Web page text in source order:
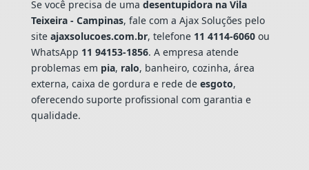
Se você precisa de uma desentupidora na Vila
Teixeira - Campinas, fale com a Ajax Soluções pelo
site ajaxsolucoes.com.br, telefone 11 4114-6060ou
WhatsApp 11 94153-1856. A empresa atende
problemas em pia, ralo, banheiro, cozinha, área
externa, caixa de gordura e rede de esgoto,
oferecendo suporte profissional com garantia e
qualidade.